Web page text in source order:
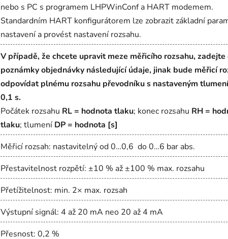
nebo s PC s programem LHPWinConf a HART modemem.
Standardním HART konfigurátorem lze zobrazit základní
nastavení a provést nastavení rozsahu.
V případě, že chcete upravit meze měřicího rozsahu, zadejte
poznámky objednávky následující údaje, jinak bude měřicí
odpovídat plnému rozsahu převodníku s nastaveným
0,1 s.
Počátek rozsahu RL = hodnota tlaku; konec rozsahu RH =
tlaku; tlumení DP = hodnota [s]
Měřicí rozsah: nastavitelný od 0…0,6 do 0…6 bar abs.
Přestavitelnost rozpětí: ±10 % až ±100 % max. rozsahu
Přetížitelnost: min. 2× max. rozsah
Výstupní signál: 4 až 20 mA neo 20 až 4 mA
Přesnost: 0,2 %